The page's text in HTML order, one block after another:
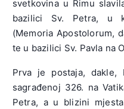
svetkovina u Rimu
bazilici Sv. Petra, u
(Memoria Apostolorum,
te u bazilici Sv. Pavla na
Prva je postaja, dakle,
sagrađenoj 326. na
Petra, a u blizini